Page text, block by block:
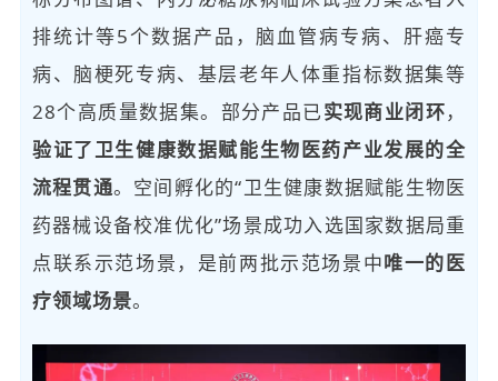
排统计等5个数据产品，脑血管病专病、肝癌专
病、脑梗死专病、基层老年人体重指标数据集等
28个高质量数据集。部分产品已实现商业闭环，
验证了卫生健康数据赋能生物医药产业发展的全
流程贯通。空间孵化的“卫生健康数据赋能生物医
药器械设备校准优化”场景成功入选国家数据局重
点联系示范场景，是前两批示范场景中唯一的医
疗领域场景。